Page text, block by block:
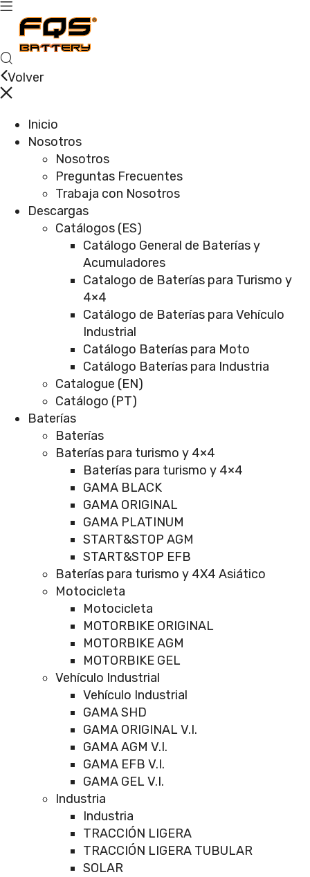
Volver
Inicio
Nosotros
Nosotros
Preguntas Frecuentes
Trabaja con Nosotros
Descargas
Catálogos (ES)
Catálogo General de Baterías y
Acumuladores
Catalogo de Baterías para Turismo y
4×4
Catálogo de Baterías para Vehículo
Industrial
Catálogo Baterías para Moto
Catálogo Baterías para Industria
Catalogue (EN)
Catálogo (PT)
Baterías
Baterías
Baterías para turismo y 4×4
Baterías para turismo y 4×4
GAMA BLACK
GAMA ORIGINAL
GAMA PLATINUM
START&STOP AGM
START&STOP EFB
Baterías para turismo y 4X4 Asiático
Motocicleta
Motocicleta
MOTORBIKE ORIGINAL
MOTORBIKE AGM
MOTORBIKE GEL
Vehículo Industrial
Vehículo Industrial
GAMA SHD
GAMA ORIGINAL V.I.
GAMA AGM V.I.
GAMA EFB V.I.
GAMA GEL V.I.
Industria
Industria
TRACCIÓN LIGERA
TRACCIÓN LIGERA TUBULAR
SOLAR